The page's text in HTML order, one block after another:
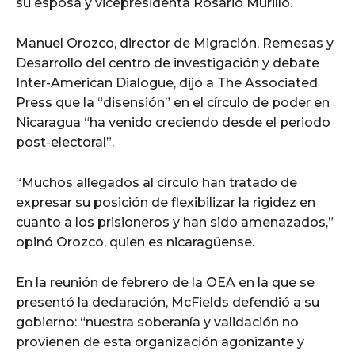
Manuel Orozco, director de Migración, Remesas y
Desarrollo del centro de investigación y debate
Inter-American Dialogue, dijo a The Associated
Press que la “disensión” en el círculo de poder en
Nicaragua “ha venido creciendo desde el periodo
post-electoral”.
“Muchos allegados al círculo han tratado de
expresar su posición de flexibilizar la rigidez en
cuanto a los prisioneros y han sido amenazados,”
opinó Orozco, quien es nicaragüense.
En la reunión de febrero de la OEA en la que se
presentó la declaración, McFields defendió a su
gobierno: “nuestra soberanía y validación no
provienen de esta organización agonizante y